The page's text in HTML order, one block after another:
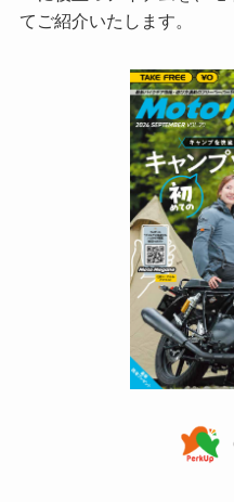
てご紹介いたします。